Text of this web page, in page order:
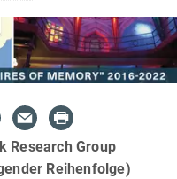
Research Group
Reihenfolge)